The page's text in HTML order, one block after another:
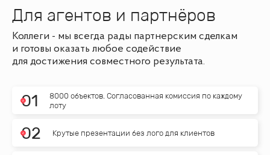
Для агентов и партнёров
Коллеги - мы всегда рады партнерским сделкам
и готовы оказать любое содействие
для достижения совместного результата.
01
8000 объектов. Согласованная комиссия по каждому
лоту
02 Крутые презентации без лого для клиентов